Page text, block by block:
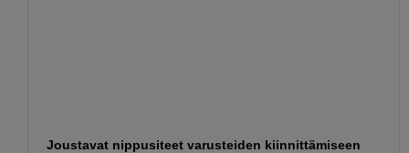
Joustavat nippusiteet varusteiden kiinnittämiseen